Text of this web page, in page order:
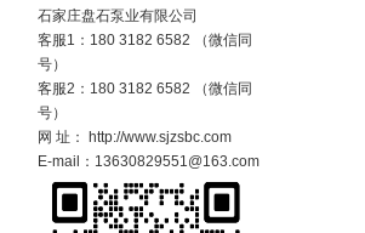
石家庄盘石泵业有限公司
客服1：180 3182 6582 （微信同
号）
客服2：180 3182 6582 （微信同
号）
网 址： http://www.sjzsbc.com
E-mail：13630829551@163.com